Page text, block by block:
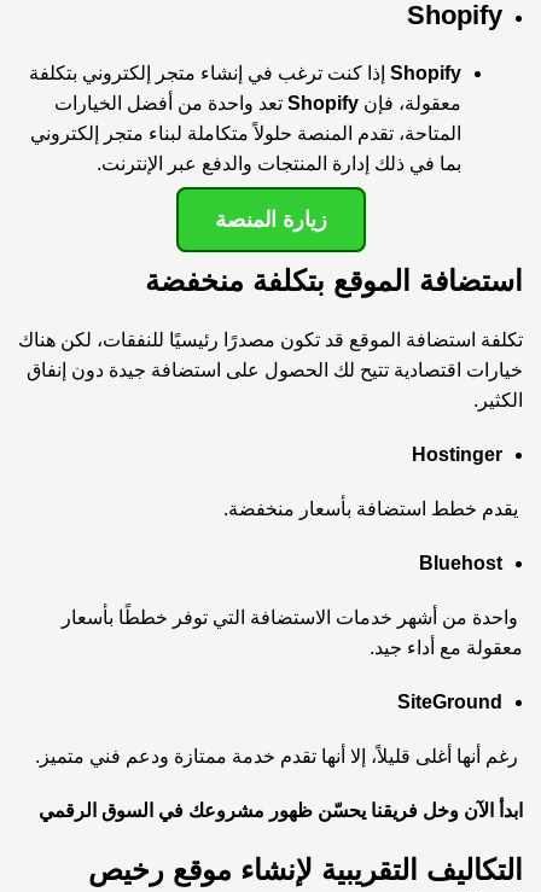
Shopify
Shopify إذا كنت ترغب في إنشاء متجر إلكتروني بتكلفة
معقولة، فإن Shopify تعد واحدة من أفضل الخيارات
المتاحة، تقدم المنصة حلولاً متكاملة لبناء متجر إلكتروني
بما في ذلك إدارة المنتجات والدفع عبر الإنترنت.
زيارة المنصة
استضافة الموقع بتكلفة منخفضة
تكلفة استضافة الموقع قد تكون مصدرًا رئيسيًا للنفقات، لكن هناك
خيارات اقتصادية تتيح لك الحصول على استضافة جيدة دون إنفاق
الكثير.
Hostinger
يقدم خطط استضافة بأسعار منخفضة.
Bluehost
واحدة من أشهر خدمات الاستضافة التي توفر خططًا بأسعار
معقولة مع أداء جيد.
SiteGround
رغم أنها أغلى قليلاً، إلا أنها تقدم خدمة ممتازة ودعم فني متميز.
ابدأ الآن وخل فريقنا يحسّن ظهور مشروعك في السوق الرقمي
التكاليف التقريبية لإنشاء موقع رخيص